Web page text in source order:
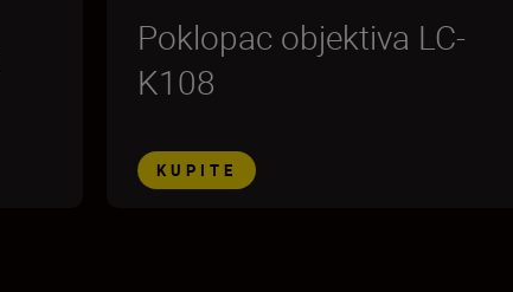
Poklopac objektiva LC-
K108
KUPITE